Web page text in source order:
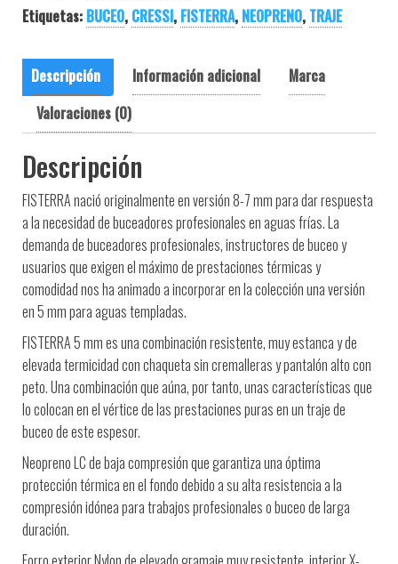
Etiquetas: BUCEO, CRESSI, FISTERRA, NEOPRENO, TRAJE
Descripción Información adicional
Marca
Valoraciones (0)
Descripción
FISTERRA nació originalmente en versión 8-7 mm para dar respuesta
a la necesidad de buceadores profesionales en aguas frías. La
demanda de buceadores profesionales, instructores de buceo y
usuarios que exigen el máximo de prestaciones térmicas y
comodidad nos ha animado a incorporar en la colección una versión
en 5 mm para aguas templadas.
FISTERRA 5 mm es una combinación resistente, muy estanca y de
elevada termicidad con chaqueta sin cremalleras y pantalón alto con
peto. Una combinación que aúna, por tanto, unas características que
lo colocan en el vértice de las prestaciones puras en un traje de
buceo de este espesor.
Neopreno LC de baja compresión que garantiza una óptima
protección térmica en el fondo debido a su alta resistencia a la
compresión idónea para trabajos profesionales o buceo de larga
duración.